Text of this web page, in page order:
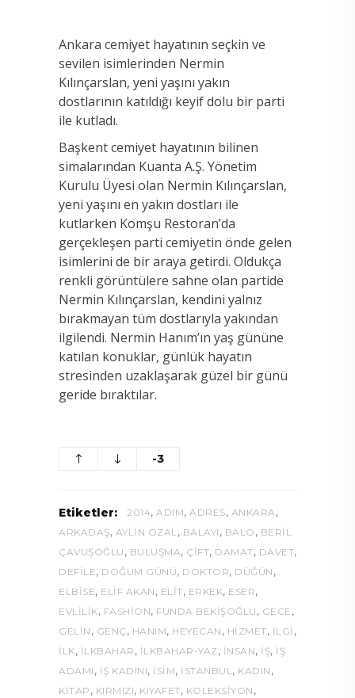
Ankara cemiyet hayatının seçkin ve
sevilen isimlerinden Nermin
Kılınçarslan, yeni yaşını yakın
dostlarının katıldığı keyif dolu bir parti
ile kutladı.
Başkent cemiyet hayatının bilinen
simalarından Kuanta A.Ş. Yönetim
Kurulu Üyesi olan Nermin Kılınçarslan,
yeni yaşını en yakın dostları ile
kutlarken Komşu Restoran’da
gerçekleşen parti cemiyetin önde gelen
isimlerini de bir araya getirdi. Oldukça
renkli görüntülere sahne olan partide
Nermin Kılınçarslan, kendini yalnız
bırakmayan tüm dostlarıyla yakından
ilgilendi. Nermin Hanım’ın yaş gününe
katılan konuklar, günlük hayatın
stresinden uzaklaşarak güzel bir günü
geride bıraktılar.
-3
Etiketler: 2014, ADIM, ADRES, ANKARA ,
ARKADAŞ, AYLIN ÖZAL , BALAYI , BALO , BERIL
ÇAVUŞOĞLU , BULUŞMA, ÇIFT, DAMAT, DAVET,
DEFILE, DOĞUM GÜNÜ, DOKTOR, DÜĞÜN ,
ELBISE, ELIF AKAN , ELIT, ERKEK, ESER,
EVLILIK, FASHION, FUNDA BEKIŞOĞLU , GECE ,
GELIN , GENÇ , HANIM, HEYECAN , HIZMET, ILGI ,
ILK, ILKBAHAR , İLKBAHAR-YAZ, INSAN, IŞ, IŞ
ADAMI , IŞ KADINI, ISIM, ISTANBUL , KADIN ,
KITAP , KIRMIZI, KIYAFET, KOLEKSİYON ,